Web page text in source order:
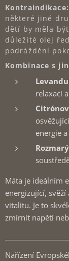
Kontraindikace:
některé jiné
dětí by měla
důležité olej
podráždění
Kombinace s
relaxaci
energie
Máta je ideálním
energizující,
vitalitu. Je to
zmírnit napětí
Nařízení